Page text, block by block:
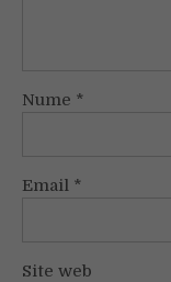
Nume *
Email *
Site web